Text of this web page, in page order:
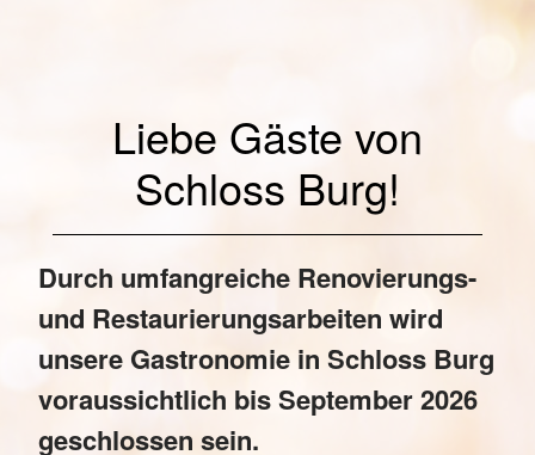
Liebe Gäste von
Schloss Burg!
Durch umfangreiche Renovierungs-
und Restaurierungsarbeiten wird
unsere Gastronomie in Schloss Burg
voraussichtlich bisSeptember 2026
geschlossen sein.